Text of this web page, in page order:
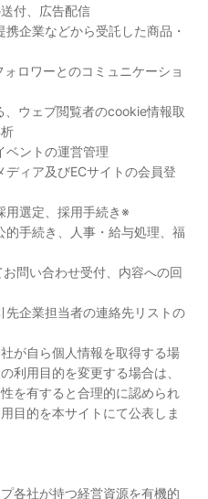
付、広告配信
企業などから受託した商品・
ロワーとのコミュニケーショ
ウェブ閲覧者のcookie情報取
ントの運営管理
ィア及びECサイトの会員登
選定、採用手続き※
手続き、人事・給与処理、福
問い合わせ受付、内容への回
企業担当者の連絡先リストの
が自ら個人情報を取得する場
利用目的を変更する場合は、
を有すると合理的に認められ
目的を本サイトにて公表しま
各社が持つ経営資源を有機的